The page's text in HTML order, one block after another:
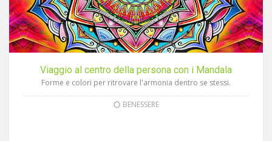
Viaggio al centro della persona con i Mandala
Forme e colori per ritrovare l'armonia dentro se stessi.
BENESSERE